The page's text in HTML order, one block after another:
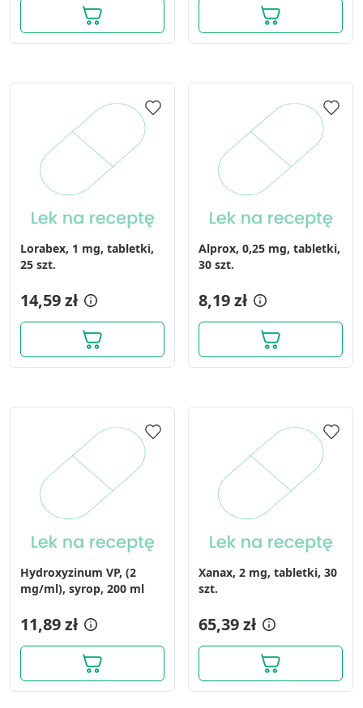
Lorabex, 1 mg, tabletki,
25 szt.
14,59 zł
Alprox, 0,25 mg, tabletki,
30 szt.
8,19 zł
Hydroxyzinum VP, (2
mg/ml), syrop, 200 ml
11,89 zł
Xanax, 2 mg, tabletki, 30
szt.
65,39 zł